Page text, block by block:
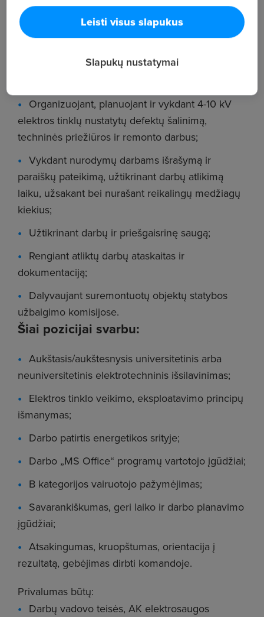
Vadovaujant remonto brigadai, vykdančiai
planinį ir neplaninį 0,4-10 kV elektros įrenginių
remontą, techninę priežiūrą;
Rengiant 0,4-10 kV elektros tinklų remonto ir
Organizuojant, planuojant ir vykdant 4-10 kV
elektros tinklų nustatytų defektų šalinimą,
techninės priežiūros ir remonto darbus;
Vykdant nurodymų darbams išrašymą ir
paraiškų pateikimą, užtikrinant darbų atlikimą
laiku, užsakant bei nurašant reikalingų medžiagų
kiekius;
Užtikrinant darbų ir priešgaisrinę saugą;
Rengiant atliktų darbų ataskaitas ir
dokumentaciją;
Dalyvaujant suremontuotų objektų statybos
užbaigimo komisijose.
Šiai pozicijai svarbu:
Aukštasis/aukštesnysis universitetinis arba
neuniversitetinis elektrotechninis išsilavinimas;
Elektros tinklo veikimo, eksploatavimo principų
išmanymas;
Darbo patirtis energetikos srityje;
Darbo „MS Office“ programų vartotojo įgūdžiai;
B kategorijos vairuotojo pažymėjimas;
Savarankiškumas, geri laiko ir darbo planavimo
įgūdžiai;
Atsakingumas, kruopštumas, orientacija į
rezultatą, gebėjimas dirbti komandoje.
Privalumas būtų:
Darbų vadovo teisės, AK elektrosaugos
Leisti visus slapukus
Slapukų nustatymai